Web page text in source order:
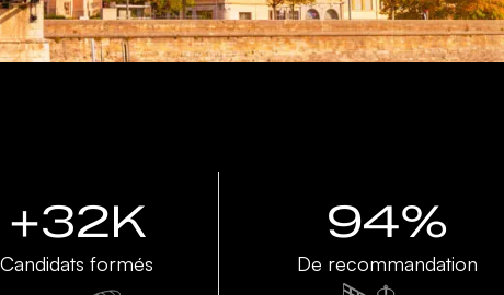
+32K
Candidats formés
94%
De recommandation